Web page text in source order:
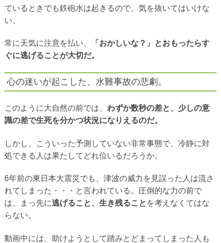
ているときでも鉄砲水は起きるので、気を抜いてはいけな
い。
常に天気に注意を払い、
「おかしいな？」とおもったらす
ぐに逃げることが大切だ。
心の迷いが起こした、水難事故の悲劇。
このように大自然の前では、 わずか数秒の差と、少しの意
識の差で生死を分かつ状況になりえるのだ。
しかし、こういった予測していない非常事態で、冷静に対
処できる人は果たしてどれ位いるだろうか。
6年前の東日本大震災でも、津波の威力を見誤った人は流さ
れてしまった・・・と言われている。圧倒的な力の前で
は、まっ先に逃げること、生き残ること を考えなくてはな
らない。
動画中には、助けようとして踏みとどまってしまった人も